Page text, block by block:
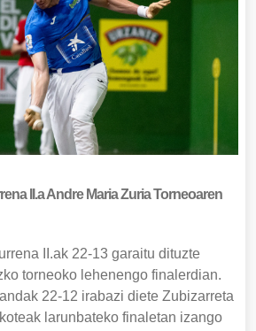
II.a Andre Maria Zuria Torneoaren
II.ak 22-13 garaitu dituzte
torneoko lehenengo finalerdian.
22-12 irabazi diete Zubizarreta
larunbateko finaletan izango